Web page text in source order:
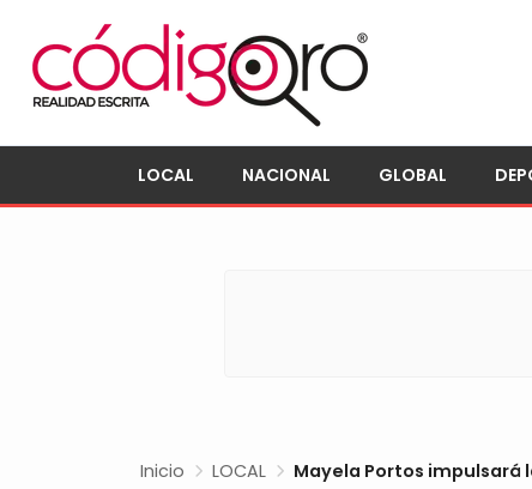
LOCAL NACIONAL GLOBAL
Inicio LOCAL Mayela Portos impulsará